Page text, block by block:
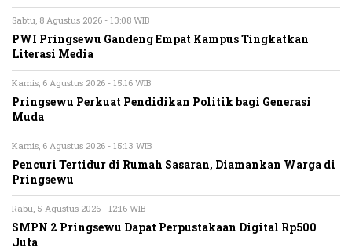
Sabtu, 8 Agustus 2026 - 13:08 WIB
PWI Pringsewu Gandeng Empat Kampus Tingkatkan
Literasi Media
Kamis, 6 Agustus 2026 - 15:16 WIB
Pringsewu Perkuat Pendidikan Politik bagi Generasi
Muda
Kamis, 6 Agustus 2026 - 15:13 WIB
Pencuri Tertidur di Rumah Sasaran, Diamankan Warga di
Pringsewu
Rabu, 5 Agustus 2026 - 12:16 WIB
SMPN 2 Pringsewu Dapat Perpustakaan Digital Rp500
Juta